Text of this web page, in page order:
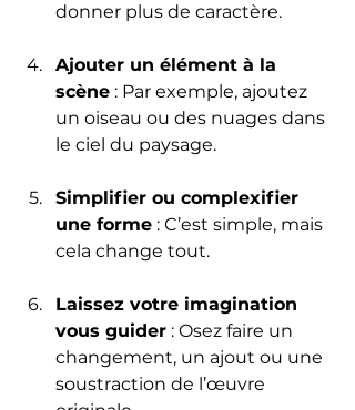
donner plus de caractère.
Ajouter un élément à la
scène : Par exemple, ajoutez
un oiseau ou des nuages dans
le ciel du paysage.
Simplifier ou complexifier
une forme : C’est simple, mais
cela change tout.
Laissez votre imagination
vous guider : Osez faire un
changement, un ajout ou une
soustraction de l’œuvre